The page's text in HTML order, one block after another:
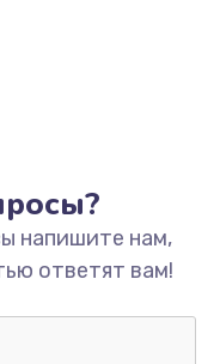
напишите нам,
ответят вам!